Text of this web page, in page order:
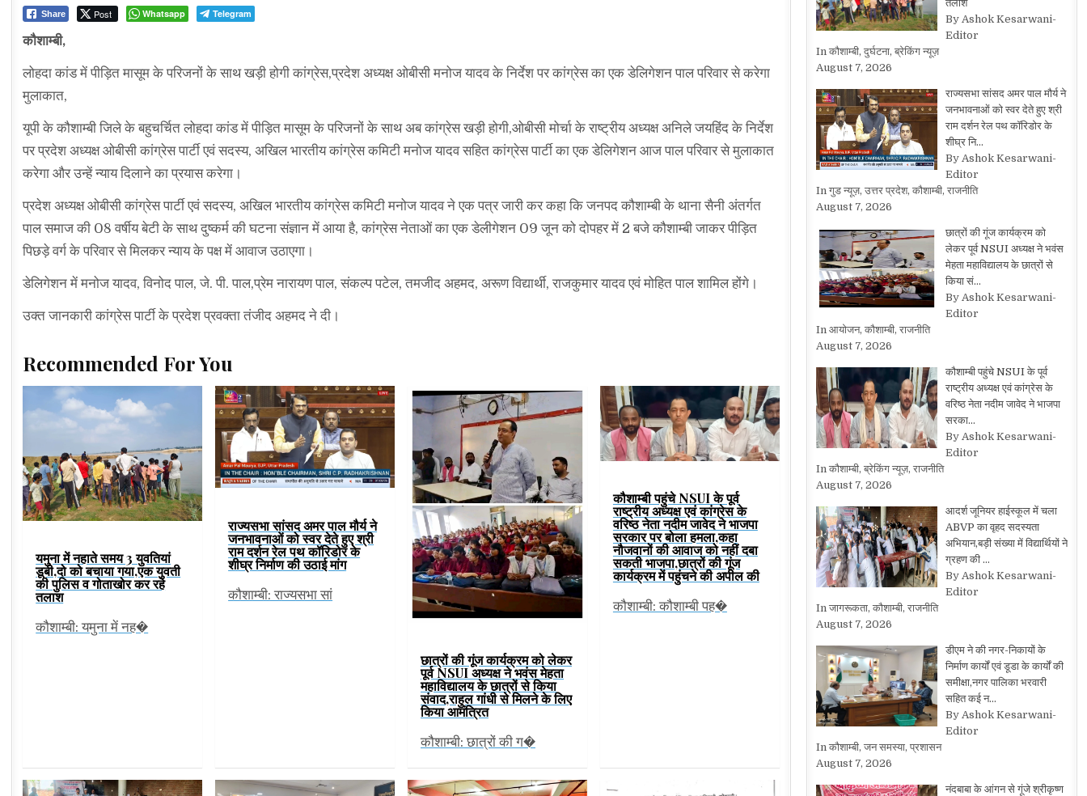
Share Post Whatsapp Telegram
कौशाम्बी,
लोहदा कांड में पीड़ित मासूम के परिजनों के साथ खड़ी होगी कांग्रेस,प्रदेश अध्यक्ष ओबीसी मनोज यादव के निर्देश पर कांग्रेस का एक डेलिगेशन पाल परिवार से करेगा
मुलाकात,
यूपी के कौशाम्बी जिले के बहुचर्चित लोहदा कांड में पीड़ित मासूम के परिजनों के साथ अब कांग्रेस खड़ी होगी,ओबीसी मोर्चा के राष्ट्रीय अध्यक्ष अनिले जयहिंद के निर्देश
पर प्रदेश अध्यक्ष ओबीसी कांग्रेस पार्टी एवं सदस्य, अखिल भारतीय कांग्रेस कमिटी मनोज यादव सहित कांग्रेस पार्टी का एक डेलिगेशन आज पाल परिवार से मुलाकात
करेगा और उन्हें न्याय दिलाने का प्रयास करेगा।
प्रदेश अध्यक्ष ओबीसी कांग्रेस पार्टी एवं सदस्य, अखिल भारतीय कांग्रेस कमिटी मनोज यादव ने एक पत्र जारी कर कहा कि जनपद कौशाम्बी के थाना सैनी अंतर्गत
पाल समाज की 08 वर्षीय बेटी के साथ दुष्कर्म की घटना संज्ञान में आया है, कांग्रेस नेताओं का एक डेलीगेशन 09 जून को दोपहर में 2 बजे कौशाम्बी जाकर पीड़ित
पिछड़े वर्ग के परिवार से मिलकर न्याय के पक्ष में आवाज उठाएगा।
डेलिगेशन में मनोज यादव, विनोद पाल, जे. पी. पाल,प्रेम नारायण पाल, संकल्प पटेल, तमजीद अहमद, अरूण विद्यार्थी, राजकुमार यादव एवं मोहित पाल शामिल होंगे।
उक्त जानकारी कांग्रेस पार्टी के प्रदेश प्रवक्ता तंजीद अहमद ने दी।
Recommended For You
यमुना में नहाते समय 3 युवतियां
डूबी,दो को बचाया गया,एक युवती
की पुलिस व गोताखोर कर रहे
तलाश
कौशाम्बी: यमुना में नह�
राज्यसभा सांसद अमर पाल मौर्य ने
जनभावनाओं को स्वर देते हुए श्री
राम दर्शन रेल पथ कॉरिडोर के
शीघ्र निर्माण की उठाई मांग
कौशाम्बी: राज्यसभा सां
छात्रों की गूंज कार्यक्रम को लेकर
पूर्व NSUI अध्यक्ष ने भवंस मेहता
महाविद्यालय के छात्रों से किया
संवाद,राहुल गांधी से मिलने के लिए
किया आमंत्रित
कौशाम्बी: छात्रों की ग�
कौशाम्बी पहुंचे NSUI के पूर्व
राष्ट्रीय अध्यक्ष एवं कांग्रेस के
वरिष्ठ नेता नदीम जावेद ने भाजपा
सरकार पर बोला हमला,कहा
नौजवानों की आवाज को नहीं दबा
सकती भाजपा,छात्रों की गूंज
कार्यक्रम में पहुंचने की अपील की
कौशाम्बी: कौशाम्बी पह�
तलाश
By Ashok Kesarwani-
Editor
In कौशाम्बी, दुर्घटना, ब्रेकिंग न्यूज़
August 7, 2026
राज्यसभा सांसद अमर पाल मौर्य ने
जनभावनाओं को स्वर देते हुए श्री
राम दर्शन रेल पथ कॉरिडोर के
शीघ्र नि…
By Ashok Kesarwani-
Editor
In गुड न्यूज़, उत्तर प्रदेश, कौशाम्बी, राजनीति
August 7, 2026
छात्रों की गूंज कार्यक्रम को
लेकर पूर्व NSUI अध्यक्ष ने भवंस
मेहता महाविद्यालय के छात्रों से
किया सं…
By Ashok Kesarwani-
Editor
In आयोजन, कौशाम्बी, राजनीति
August 7, 2026
कौशाम्बी पहुंचे NSUI के पूर्व
राष्ट्रीय अध्यक्ष एवं कांग्रेस के
वरिष्ठ नेता नदीम जावेद ने भाजपा
सरका…
By Ashok Kesarwani-
Editor
In कौशाम्बी, ब्रेकिंग न्यूज़, राजनीति
August 7, 2026
आदर्श जूनियर हाईस्कूल में चला
ABVP का वृहद सदस्यता
अभियान,बड़ी संख्या में विद्यार्थियों ने
ग्रहण की …
By Ashok Kesarwani-
Editor
In जागरूकता, कौशाम्बी, राजनीति
August 7, 2026
डीएम ने की नगर-निकायों के
निर्माण कार्यों एवं डूडा के कार्यों की
समीक्षा,नगर पालिका भरवारी
सहित कई न…
By Ashok Kesarwani-
Editor
In कौशाम्बी, जन समस्या, प्रशासन
August 7, 2026
नंदबाबा के आंगन से गूंजे श्रीकृष्ण